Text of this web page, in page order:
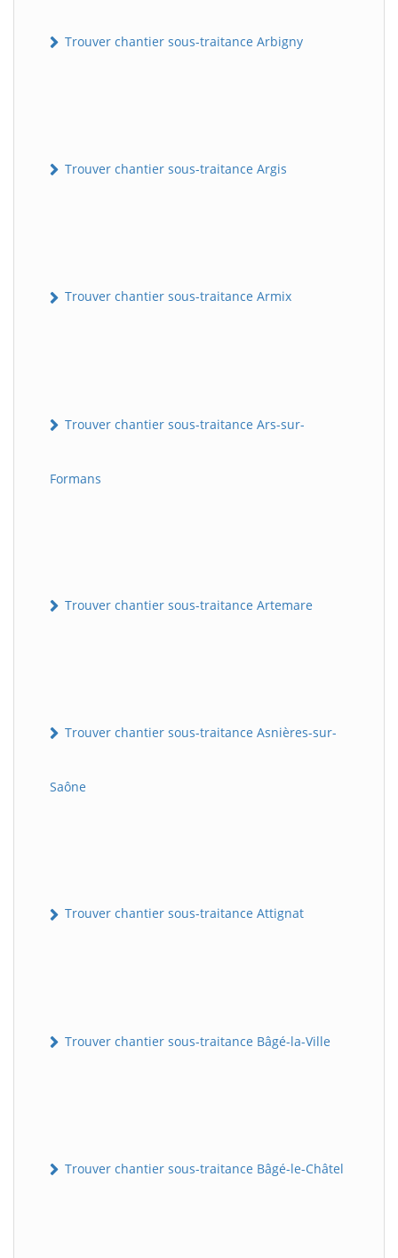
Trouver chantier sous-traitance Arbigny
Trouver chantier sous-traitance Argis
Trouver chantier sous-traitance Armix
Trouver chantier sous-traitance Ars-sur-
Formans
Trouver chantier sous-traitance Artemare
Trouver chantier sous-traitance Asnières-sur-
Saône
Trouver chantier sous-traitance Attignat
Trouver chantier sous-traitance Bâgé-la-Ville
Trouver chantier sous-traitance Bâgé-le-Châtel